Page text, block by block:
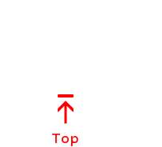
Top